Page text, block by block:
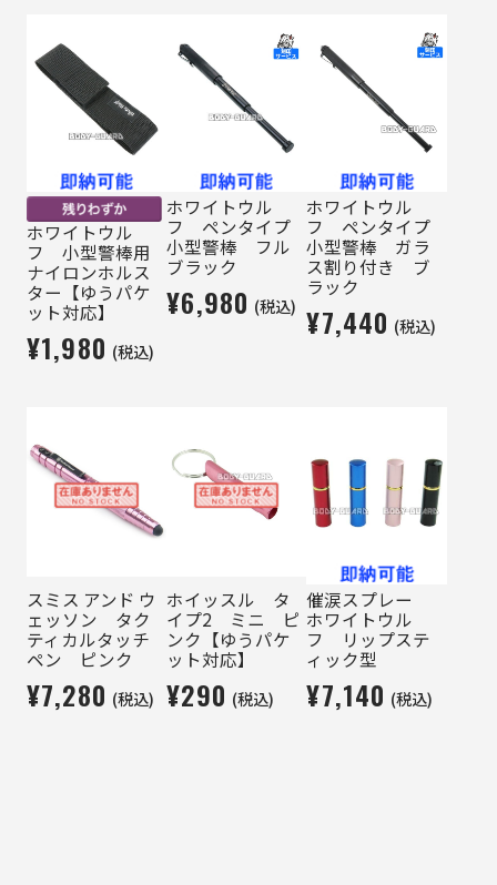
ホワイトウル
フ 小型警棒用
ナイロンホルス
ター【ゆうパケ
ット対応】
¥1,980 (税込)
ホワイトウル
フ ペンタイプ
小型警棒 フル
ブラック
¥6,980 (税込)
ホワイトウル
フ ペンタイプ
小型警棒 ガラ
ス割り付き ブ
ラック
¥7,440 (税込)
スミス アンド ウ
ェッソン タク
ティカルタッチ
ペン ピンク
¥7,280 (税込)
ホイッスル タ
イプ2 ミニ ピ
ンク【ゆうパケ
ット対応】
¥290 (税込)
催涙スプレー
ホワイトウル
フ リップステ
ィック型
¥7,140 (税込)